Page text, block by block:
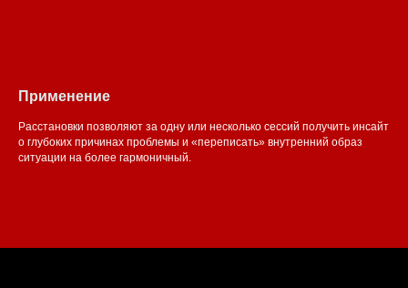
Применение
Расстановки позволяют за одну или несколько сессий получить инсайт
о глубоких причинах проблемы и «переписать» внутренний образ
ситуации на более гармоничный.